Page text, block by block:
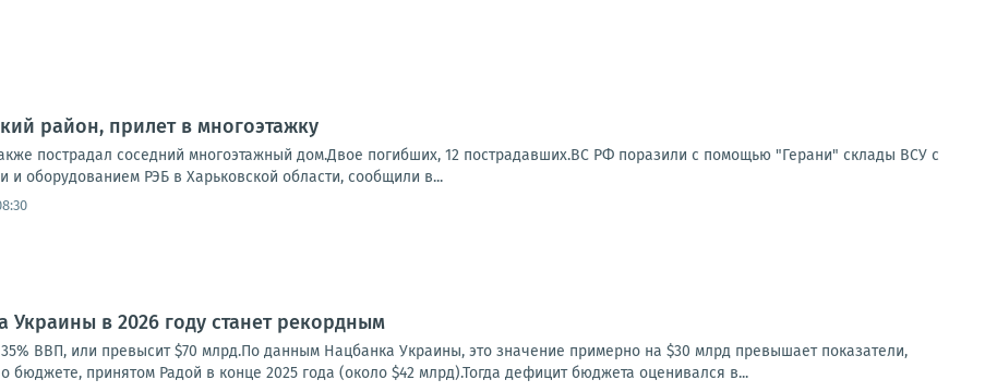
район, прилет в многоэтажку
пострадал соседний многоэтажный дом.Двое погибших, 12 пострадавших.ВС РФ поразили с помощью "Герани" склады ВСУ с
и оборудованием РЭБ в Харьковской области, сообщили в...
в 2026 году станет рекордным
35% ВВП, или превысит $70 млрд.По данным Нацбанка Украины, это значение примерно на $30 млрд превышает показатели,
бюджете, принятом Радой в конце 2025 года (около $42 млрд).Тогда дефицит бюджета оценивался в...